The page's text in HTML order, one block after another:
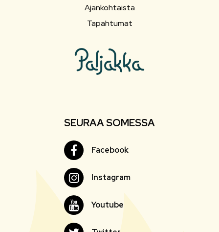
Ajankohtaista
Tapahtumat
SEURAA SOMESSA
FacebookFacebook
InstagramInstagram
YoutubeYoutube